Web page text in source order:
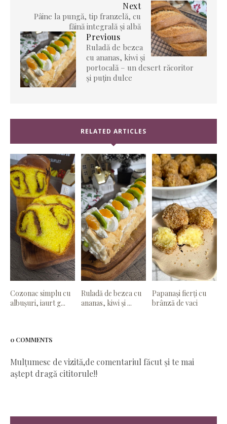
Next
Pâine la pungă, tip franzelă, cu
făină integrală și albă
Previous
Ruladă de bezea
cu ananas, kiwi și
portocală – un desert răcoritor
și puțin dulce
RELATED ARTICLES
Cozonac simplu cu
albușuri, iaurt g...
Ruladă de bezea cu
ananas, kiwi și ...
Papanași fierți cu
brânză de vaci
0 COMMENTS
Mulțumesc de vizită,de comentariul făcut și te mai
aștept dragă cititorule!!